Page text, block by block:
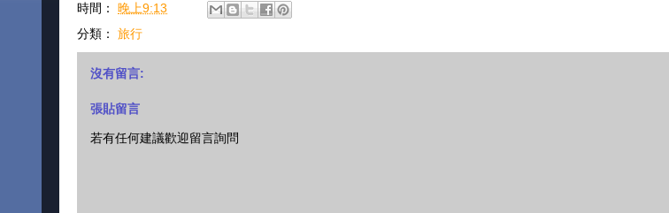
時間： 晚上9:13
分類： 旅行
沒有留言:
張貼留言
若有任何建議歡迎留言詢問